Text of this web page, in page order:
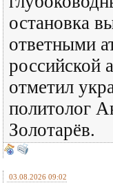
остановка
ответными
российской
отметил
политолог
Золотарёв.
03.08.2026 09:02